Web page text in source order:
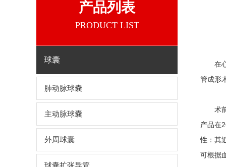
产品列表
PRODUCT LIST
球囊
肺动脉球囊
主动脉球囊
外周球囊
在心
管成形
术前
产品在
性：其
可根据